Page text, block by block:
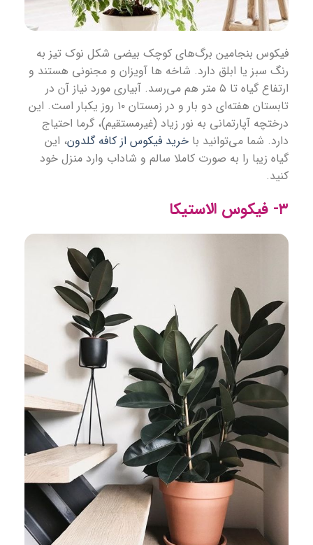
فیکوس بنجامین برگ‌های کوچک بیضی شکل نوک تیز به
رنگ سبز یا ابلق دارد. شاخه ها آویزان و مجنونی هستند و
ارتفاع گیاه تا ۵ متر هم می‌رسد. آبیاری مورد نیاز آن در
تابستان هفته‌ای دو بار و در زمستان ۱۰ روز یکبار است. این
درختچه آپارتمانی به نور زیاد (غیرمستقیم)، گرما احتیاج
دارد. شما می‌‌توانید با خرید فیکوس از کافه گلدون، این
گیاه زیبا را به صورت کاملا سالم و شاداب وارد منزل خود
کنید.
۳- فیکوس الاستیکا